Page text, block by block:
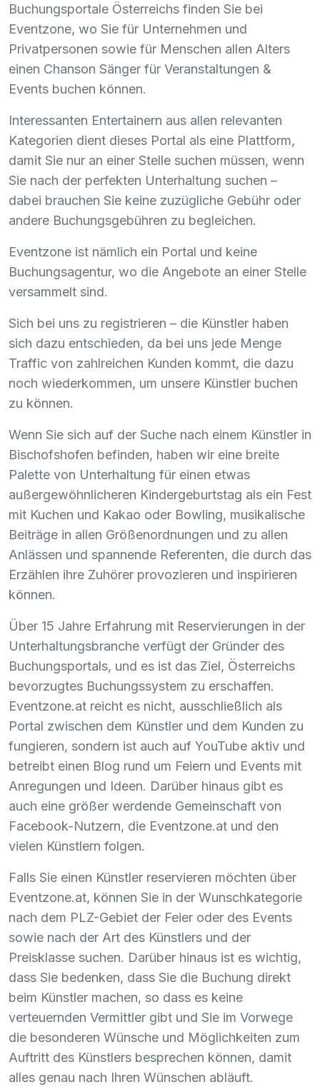
Buchungsportale Österreichs finden Sie bei
Eventzone, wo Sie für Unternehmen und
Privatpersonen sowie für Menschen allen Alters
einen Chanson Sänger für Veranstaltungen &
Events buchen können.
Interessanten Entertainern aus allen relevanten
Kategorien dient dieses Portal als eine Plattform,
damit Sie nur an einer Stelle suchen müssen, wenn
Sie nach der perfekten Unterhaltung suchen –
dabei brauchen Sie keine zuzügliche Gebühr oder
andere Buchungsgebühren zu begleichen.
Eventzone ist nämlich ein Portal und keine
Buchungsagentur, wo die Angebote an einer Stelle
versammelt sind.
Sich bei uns zu registrieren – die Künstler haben
sich dazu entschieden, da bei uns jede Menge
Traffic von zahlreichen Kunden kommt, die dazu
noch wiederkommen, um unsere Künstler buchen
zu können.
Wenn Sie sich auf der Suche nach einem Künstler in
Bischofshofen befinden, haben wir eine breite
Palette von Unterhaltung für einen etwas
außergewöhnlicheren Kindergeburtstag als ein Fest
mit Kuchen und Kakao oder Bowling, musikalische
Beiträge in allen Größenordnungen und zu allen
Anlässen und spannende Referenten, die durch das
Erzählen ihre Zuhörer provozieren und inspirieren
können.
Über 15 Jahre Erfahrung mit Reservierungen in der
Unterhaltungsbranche verfügt der Gründer des
Buchungsportals, und es ist das Ziel, Österreichs
bevorzugtes Buchungssystem zu erschaffen.
Eventzone.at reicht es nicht, ausschließlich als
Portal zwischen dem Künstler und dem Kunden zu
fungieren, sondern ist auch auf YouTube aktiv und
betreibt einen Blog rund um Feiern und Events mit
Anregungen und Ideen. Darüber hinaus gibt es
auch eine größer werdende Gemeinschaft von
Facebook-Nutzern, die Eventzone.at und den
vielen Künstlern folgen.
Falls Sie einen Künstler reservieren möchten über
Eventzone.at, können Sie in der Wunschkategorie
nach dem PLZ-Gebiet der Feier oder des Events
sowie nach der Art des Künstlers und der
Preisklasse suchen. Darüber hinaus ist es wichtig,
dass Sie bedenken, dass Sie die Buchung direkt
beim Künstler machen, so dass es keine
verteuernden Vermittler gibt und Sie im Vorwege
die besonderen Wünsche und Möglichkeiten zum
Auftritt des Künstlers besprechen können, damit
alles genau nach Ihren Wünschen abläuft.